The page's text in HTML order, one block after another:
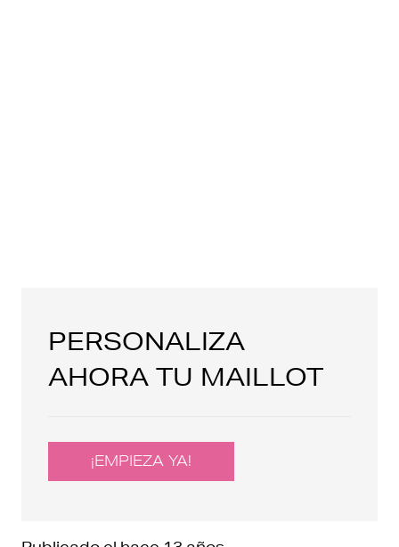
PERSONALIZA
AHORA TU MAILLOT
¡EMPIEZA YA!